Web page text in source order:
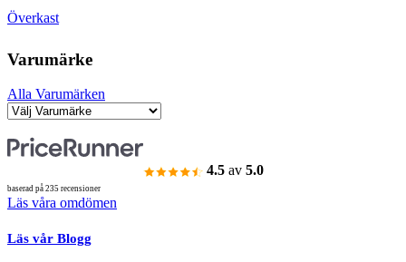
Överkast
Varumärke
Alla Varumärken
4.5 av 5.0
baserad på 235 recensioner
Läs våra omdömen
Läs vår Blogg